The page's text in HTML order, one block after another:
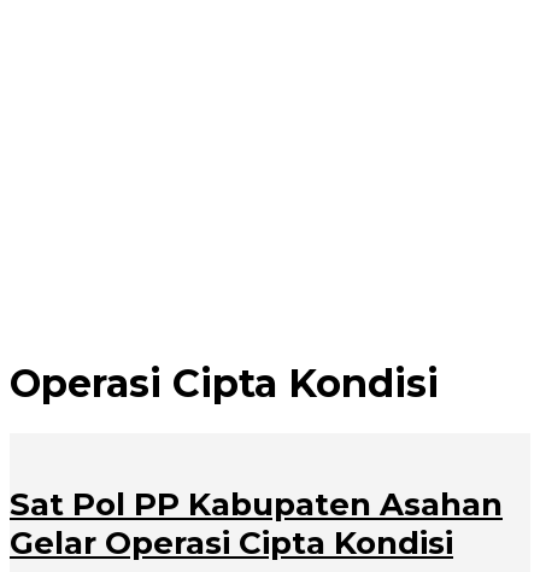
Operasi Cipta Kondisi
Sat Pol PP Kabupaten Asahan
Gelar Operasi Cipta Kondisi